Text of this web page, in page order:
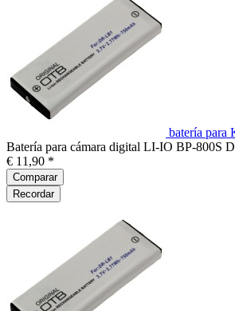
batería para
Batería para cámara digital LI-IO BP-800S
€ 11,90 *
Comparar
Recordar